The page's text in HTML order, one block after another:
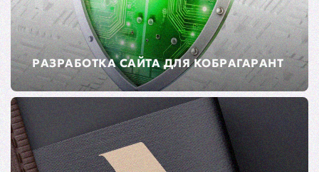
РАЗРАБОТКА САЙТА ДЛЯ КОБРАГАРАНТ